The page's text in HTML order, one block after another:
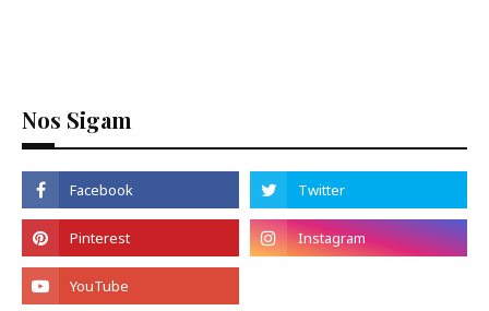
Nos Sigam